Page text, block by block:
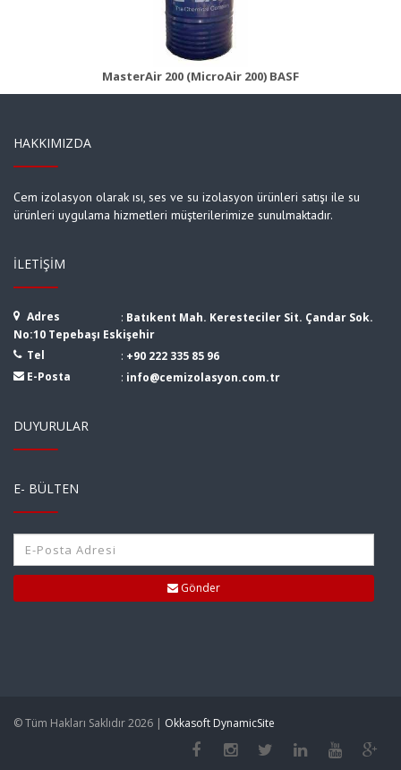
MasterAir 200 (MicroAir 200) BASF
Ürün Detayı
HAKKIMIZDA
Cem izolasyon olarak ısı, ses ve su izolasyon ürünleri satışı ile su
ürünleri uygulama hizmetleri müşterilerimize sunulmaktadır.
İLETIŞIM
Adres : Batıkent Mah. Keresteciler Sit. Çandar Sok.
No:10 Tepebaşı Eskişehir
Tel
: +90 222 335 85 96
E-Posta
: info@cemizolasyon.com.tr
DUYURULAR
E- BÜLTEN
Gönder
© Tüm Hakları Saklıdır 2026 | Okkasoft DynamicSite